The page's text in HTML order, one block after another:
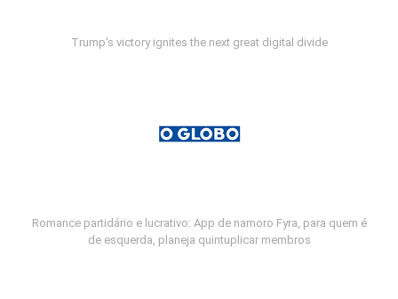
Trump's victory ignites the next great digital divide
Romance partidário e lucrativo: App de namoro Fyra, para quem é
de esquerda, planeja quintuplicar membros